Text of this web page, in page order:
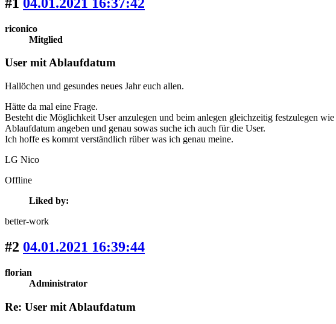
riconico
Mitglied
User mit Ablaufdatum
Hallöchen und gesundes neues Jahr euch allen.
Hätte da mal eine Frage.
Besteht die Möglichkeit User anzulegen und beim anlegen gleichzeitig festzulegen
Ablaufdatum angeben und genau sowas suche ich auch für die User.
Ich hoffe es kommt verständlich rüber was ich genau meine.
LG Nico
Offline
Liked by:
better-work
#2 04.01.2021 16:39:44
florian
Administrator
Re: User mit Ablaufdatum